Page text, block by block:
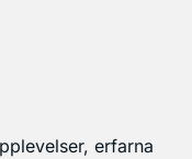
erfarna